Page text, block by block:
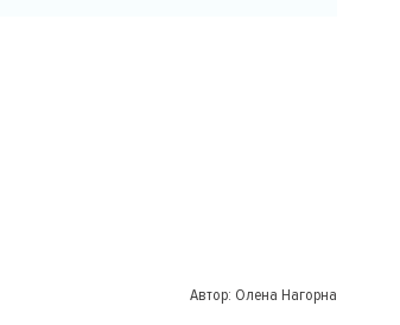
Автор: Олена Нагорна